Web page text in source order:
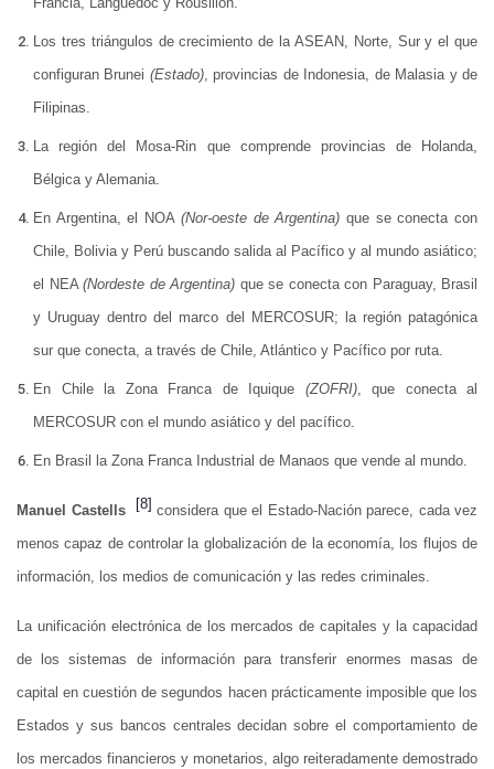
Los tres triángulos de crecimiento de la ASEAN, Norte, Sur y el que
configuran Brunei (Estado), provincias de Indonesia, de Malasia y de
Filipinas.
La región del Mosa-Rin que comprende provincias de Holanda,
Bélgica y Alemania.
En Argentina, el NOA (Nor-oeste de Argentina) que se conecta con
Chile, Bolivia y Perú buscando salida al Pacífico y al mundo asiático;
el NEA (Nordeste de Argentina) que se conecta con Paraguay, Brasil
y Uruguay dentro del marco del MERCOSUR; la región patagónica
sur que conecta, a través de Chile, Atlántico y Pacífico por ruta.
En Chile la Zona Franca de Iquique (ZOFRI), que conecta al
MERCOSUR con el mundo asiático y del pacífico.
En Brasil la Zona Franca Industrial de Manaos que vende al mundo.
Manuel Castells [8] considera que el Estado-Nación parece, cada vez
menos capaz de controlar la globalización de la economía, los flujos de
información, los medios de comunicación y las redes criminales.
La unificación electrónica de los mercados de capitales y la capacidad
de los sistemas de información para transferir enormes masas de
capital en cuestión de segundos hacen prácticamente imposible que los
Estados y sus bancos centrales decidan sobre el comportamiento de
los mercados financieros y monetarios, algo reiteradamente demostrado